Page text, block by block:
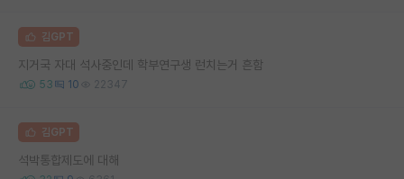
김GPT
지거국 자대 석사중인데 학부연구생 런치는거 흔함
53 10 22347
김GPT
석박통합제도에 대해